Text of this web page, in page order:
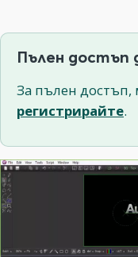
Пълен достъп
За пълен достъп,
регистрирайте.